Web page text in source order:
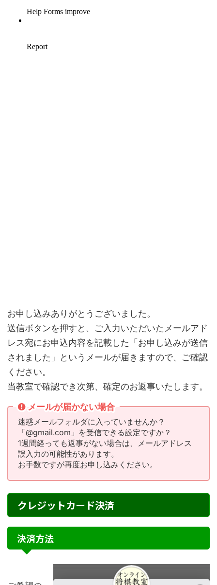
お申し込みありがとうございました。
送信ボタンを押すと、ご入力いただいたメールアド
レス宛にお申込内容を記載した「お申し込みが送信
されました」というメールが届きますので、ご確認
ください。
当教室で確認でき次第、確定のお返事いたします。
メールが届かない場合
迷惑メールフォルダに入っていませんか？
「@gmail.com」を受信できる設定ですか？
1週間経っても返事がない場合は、メールアドレス
誤入力の可能性があります。
お手数ですが再度お申し込みください。
クレジットカード決済
決済方法